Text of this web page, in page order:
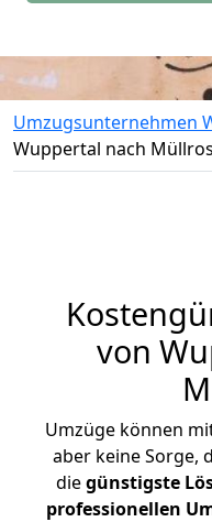
Umzugsunternehmen
Wuppertal nach
von
Umzüge können
aber keine Sorge,
diegünstigste
professionellen